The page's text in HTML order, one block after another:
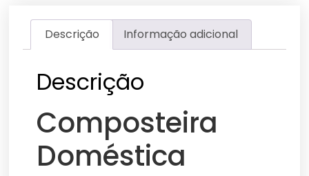
Descrição Informação adicional
Descrição
Composteira
Doméstica